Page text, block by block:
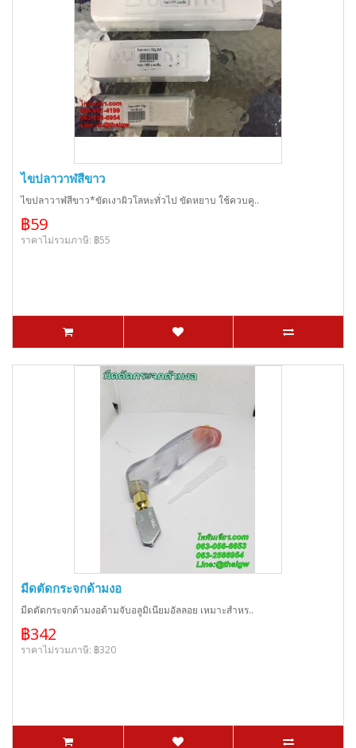
ไขปลาวาฬสีขาว
ไขปลาวาฬสีขาว*ขัดเงาผิวโลหะทั่วไป ขัดหยาบ ใช้ควบคู..
฿59
ราคาไม่รวมภาษี: ฿55
มีดตัดกระจกด้ามงอ
มีดตัดกระจกด้ามงอด้ามจับอลูมิเนียมอัลลอย เหมาะสำหร..
฿342
ราคาไม่รวมภาษี: ฿320